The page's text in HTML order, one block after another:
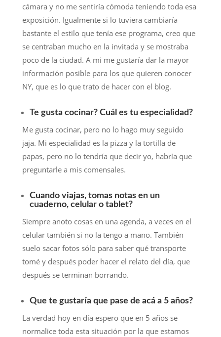
cámara y no me sentiría cómoda teniendo toda esa
exposición. Igualmente si lo tuviera cambiaría
bastante el estilo que tenía ese programa, creo que
se centraban mucho en la invitada y se mostraba
poco de la ciudad. A mi me gustaría dar la mayor
información posible para los que quieren conocer
NY, que es lo que trato de hacer con el blog.
Te gusta cocinar? Cuál es tu especialidad?
Me gusta cocinar, pero no lo hago muy seguido
jaja. Mi especialidad es la pizza y la tortilla de
papas, pero no lo tendría que decir yo, habría que
preguntarle a mis comensales.
Cuando viajas, tomas notas en un
cuaderno, celular o tablet?
Siempre anoto cosas en una agenda, a veces en el
celular también si no la tengo a mano. También
suelo sacar fotos sólo para saber qué transporte
tomé y después poder hacer el relato del día, que
después se terminan borrando.
Que te gustaría que pase de acá a 5 años?
La verdad hoy en día espero que en 5 años se
normalice toda esta situación por la que estamos